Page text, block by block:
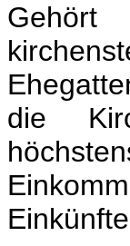
Gehört
die